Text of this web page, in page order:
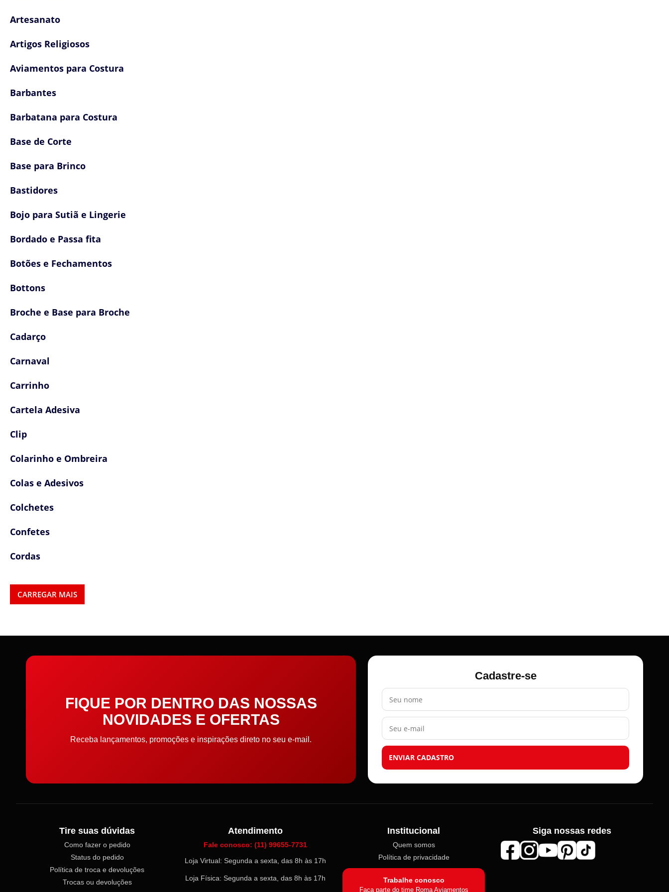
Roma Aviamentos
Artesanato
Artigos Religiosos
Aviamentos para Costura
Barbantes
Barbatana para Costura
Base de Corte
Base para Brinco
Bastidores
Bojo para Sutiã e Lingerie
Bordado e Passa fita
Botões e Fechamentos
Bottons
Broche e Base para Broche
Cadarço
Carnaval
Carrinho
Cartela Adesiva
Clip
Colarinho e Ombreira
Colas e Adesivos
Colchetes
Confetes
Cordas
Cordões, Cordas e Elásticos
Cortador de Papel
Elástico de cabelo
Enfeite
Etiquetas e Embalagens
Faixa toalha e pano de
CARREGAR MAIS
FIQUE POR DENTRO DAS NOSSAS
NOVIDADES E OFERTAS
Receba lançamentos, promoções e inspirações direto no seu e-mail.
Cadastre-se
Seu nome
Seu e-mail
ENVIAR CADASTRO
Tire suas dúvidas
Como fazer o pedido
Status do pedido
Política de troca e devoluções
Trocas ou devoluções
Atendimento
Fale conosco: (11) 99655-7731
Loja Virtual: Segunda a sexta, das 8h às 17h
Loja Física: Segunda a sexta, das 8h às 17h
Institucional
Quem somos
Política de privacidade
Trabalhe conosco
Faça parte do time Roma Aviamentos
Siga nossas redes